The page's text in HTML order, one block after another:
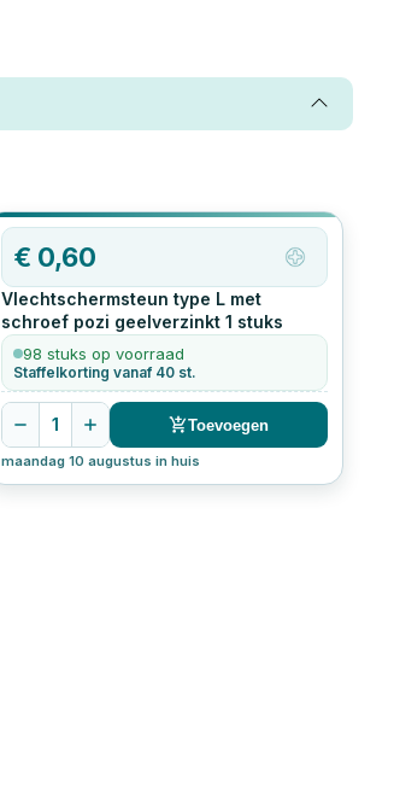
€ 0,60
Vlechtschermsteun type L met
schroef pozi geelverzinkt 1 stuks
98 stuks op voorraad
Staffelkorting vanaf 40 st.
1 Toevoegen
maandag 10 augustus in huis